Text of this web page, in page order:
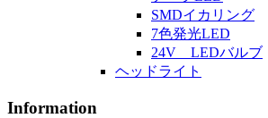
SMDイカリング
7色発光LED
24V LEDバルブ
ヘッドライト
Information